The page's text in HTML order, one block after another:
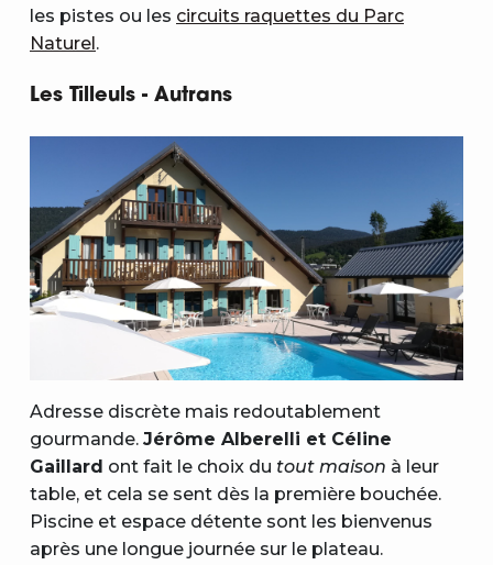
les pistes ou les circuits raquettes du Parc
Naturel.
Les Tilleuls - Autrans
Adresse discrète mais redoutablement
gourmande. Jérôme Alberelli et Céline
Gaillard ont fait le choix du tout maison à leur
table, et cela se sent dès la première bouchée.
Piscine et espace détente sont les bienvenus
après une longue journée sur le plateau.